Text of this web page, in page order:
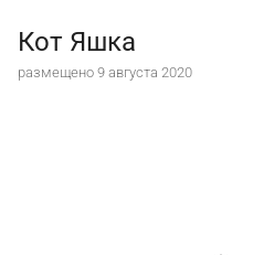
Кот Яшка
размещено 9 августа 2020